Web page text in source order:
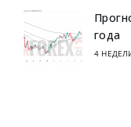
года
4